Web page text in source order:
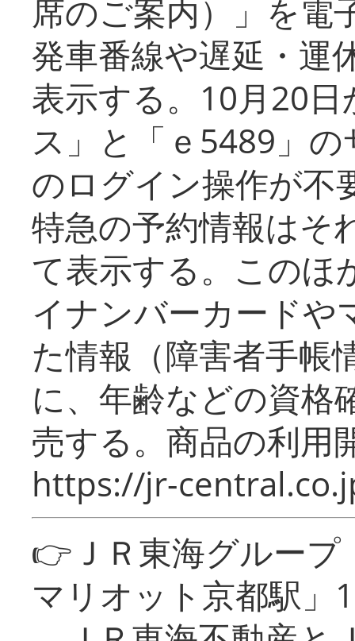
席のご案内）」を電
発車番線や遅延・運
表示する。10月20
ス」と「ｅ5489」
のログイン操作が不
特急の予約情報はそ
て表示する。このほ
イナンバーカードや
た情報（障害者手帳
に、年齢などの資格
売する。商品の利用
https://jr-
👉ＪＲ東海グルー
マリオット京都駅」